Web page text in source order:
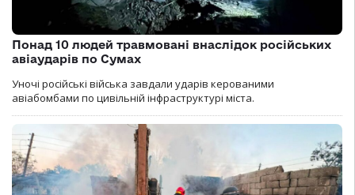
Понад 10 людей травмовані внаслідок російських
авіаударів по Сумах
Уночі російські війська завдали ударів керованими
авіабомбами по цивільній інфраструктурі міста.